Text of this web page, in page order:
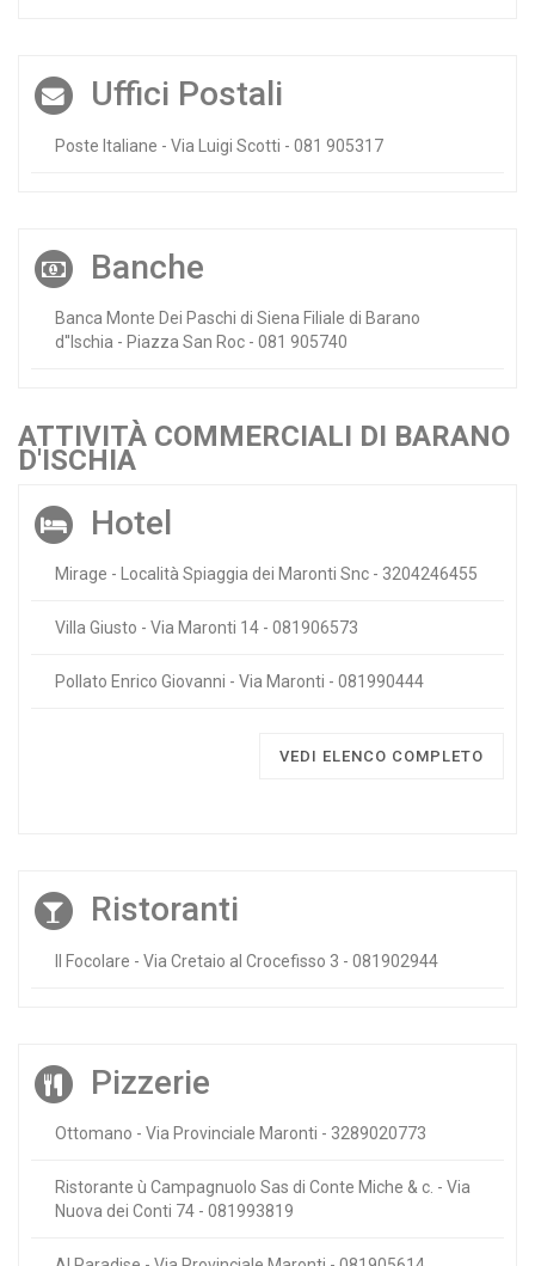
Uffici Postali
Poste Italiane - Via Luigi Scotti - 081 905317
Banche
Banca Monte Dei Paschi di Siena Filiale di Barano
d''Ischia - Piazza San Roc - 081 905740
ATTIVITÀ COMMERCIALI DI BARANO
D'ISCHIA
Hotel
Mirage - Località Spiaggia dei Maronti Snc - 3204246455
Villa Giusto - Via Maronti 14 - 081906573
Pollato Enrico Giovanni - Via Maronti - 081990444
VEDI ELENCO COMPLETO
Ristoranti
Il Focolare - Via Cretaio al Crocefisso 3 - 081902944
Pizzerie
Ottomano - Via Provinciale Maronti - 3289020773
Ristorante ù Campagnuolo Sas di Conte Miche & c. - Via
Nuova dei Conti 74 - 081993819